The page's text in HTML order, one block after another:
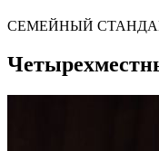
СЕМЕЙНЫЙ